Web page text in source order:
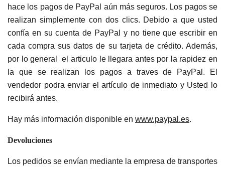
hace los pagos de PayPal aún más seguros. Los pagos se
realizan simplemente con dos clics. Debido a que usted
confía en su cuenta de PayPal y no tiene que escribir en
cada compra sus datos de su tarjeta de crédito. Además,
por lo general el articulo le llegara antes por la rapidez en
la que se realizan los pagos a traves de PayPal. El
vendedor podra enviar el artículo de inmediato y Usted lo
recibirá antes.
Hay más información disponible en www.paypal.es.
Devoluciones
Los pedidos se envían mediante la empresa de transportes